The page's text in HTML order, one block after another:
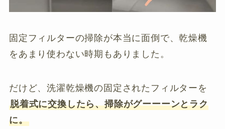
固定フィルターの掃除が本当に面倒で、乾燥機
をあまり使わない時期もありました。
だけど、洗濯乾燥機の固定されたフィルターを
脱着式に交換したら、掃除がグーーーンとラク
に。